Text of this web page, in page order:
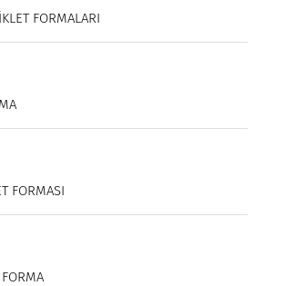
FORMALARI
FORMASI